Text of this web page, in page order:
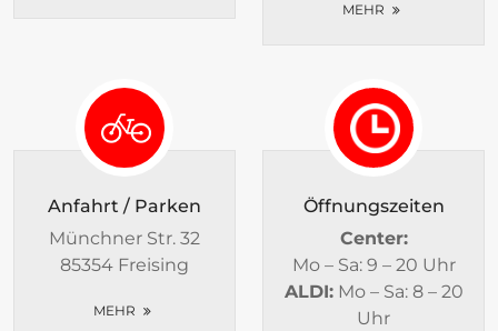
MEHR
Anfahrt / Parken
Münchner Str. 32
85354 Freising
MEHR
Öffnungszeiten
Center:
Mo – Sa: 9 – 20 Uhr
ALDI:Mo – Sa: 8 – 20
Uhr